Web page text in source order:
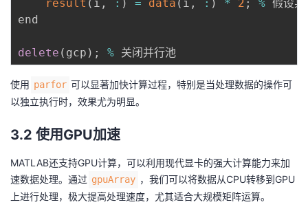
result ( i , : ) = data ( i , : ) * 2 ; % 假设某
end
delete ( gcp ) ; %
使用 parfor 可以显著加快计算过程，特别是当处理数据的操作可
以独立执行时，效果尤为明显。
3.2 使用GPU加速
MATLAB还支持GPU计算，可以利用现代显卡的强大计算能力来加
速数据处理。通过 gpuArray ，我们可以将数据从CPU转移到GPU
上进行处理，极大提高处理速度，尤其适合大规模矩阵运算。